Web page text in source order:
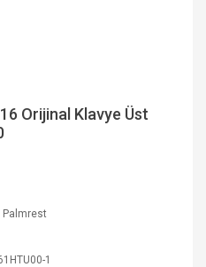
Orijinal Klavye Üst
Palmrest
1